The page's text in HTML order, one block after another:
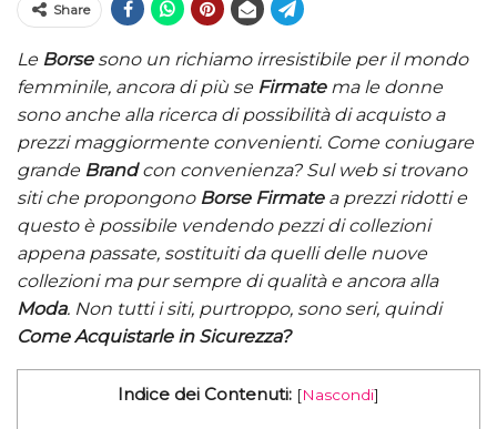
Share
Le Borse sono un richiamo irresistibile per il mondo
femminile, ancora di più se Firmate ma le donne
sono anche alla ricerca di possibilità di acquisto a
prezzi maggiormente convenienti. Come coniugare
grande Brandcon convenienza? Sul web si trovano
siti che propongono Borse Firmate a prezzi ridotti e
questo è possibile vendendo pezzi di collezioni
appena passate, sostituiti da quelli delle nuove
collezioni ma pur sempre di qualità e ancora alla
Moda. Non tutti i siti, purtroppo, sono seri, quindi
Come Acquistarle in Sicurezza?
Indice dei Contenuti: [Nascondi]